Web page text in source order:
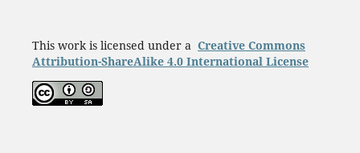
This work is licensed under a Creative Commons
Attribution-ShareAlike 4.0 International License